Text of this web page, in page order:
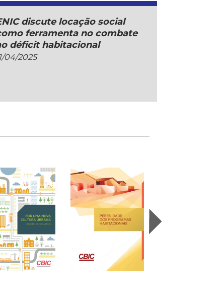
discute locação social
ferramenta no combate
déficit habitacional
04/2025